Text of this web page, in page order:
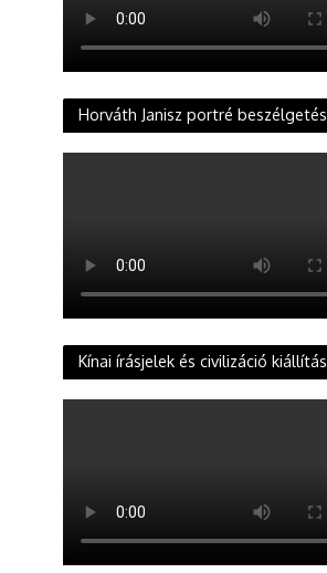
Horváth Janisz portré beszélgetés
Kínai írásjelek és civilizáció kiállítás